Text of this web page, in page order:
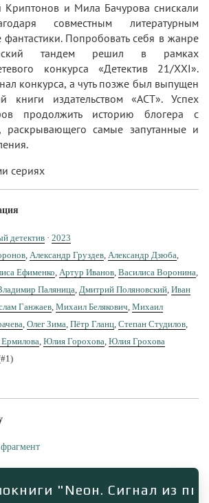
Криптонов и Мила Бачурова снискали
совместным литературным
Попробовать себя в жанре
тандем решил в рамках
конкурса «Детектив 21/XXI».
конкурса, а чуть позже был выпущен
книги издательством «АСТ». Успех
продолжить историю блогера с
раскрывающего самые запутанные и
сериях
детектив · 2023
, Александр Груздев, Александр Дзюба,
Ефименко, Артур Иванов, Василиса Воронина,
Паляница, Дмитрий Поляновский, Иван
Ганжаев, Михаил Белякович, Михаил
, Олег Зима, Пётр Гланц, Степан Студилов,
, Юлия Горохова, Юлия Грохова
"Nеон. Сигнал из